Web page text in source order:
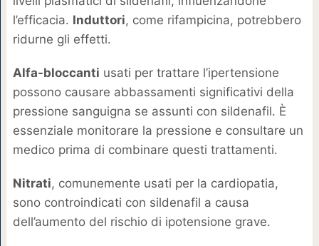
l’efficacia. Induttori, come rifampicina, potrebbero
ridurne gli effetti.
Alfa-bloccanti usati per trattare l’ipertensione
possono causare abbassamenti significativi della
pressione sanguigna se assunti con sildenafil. È
essenziale monitorare la pressione e consultare un
medico prima di combinare questi trattamenti.
Nitrati, comunemente usati per la cardiopatia,
sono controindicati con sildenafil a causa
dell’aumento del rischio di ipotensione grave.